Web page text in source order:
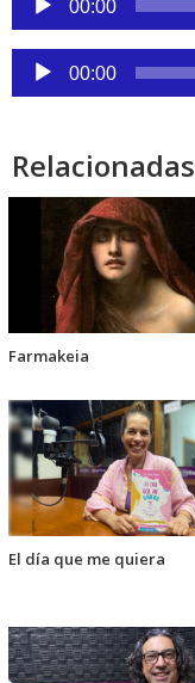
audio
00:00
Reproductor
de
00:00
Relacionadas
Farmakeia
El día que me quiera